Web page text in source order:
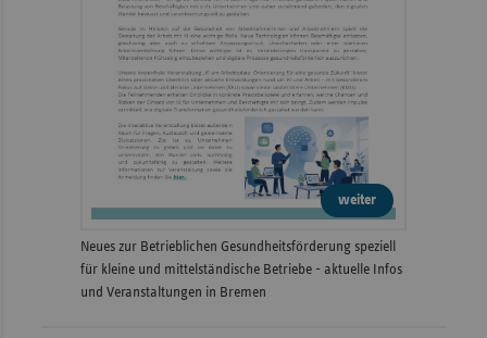
weiter
Neues zur Betrieblichen Gesundheitsförderung speziell
für kleine und mittelständische Betriebe - aktuelle Infos
und Veranstaltungen in Bremen